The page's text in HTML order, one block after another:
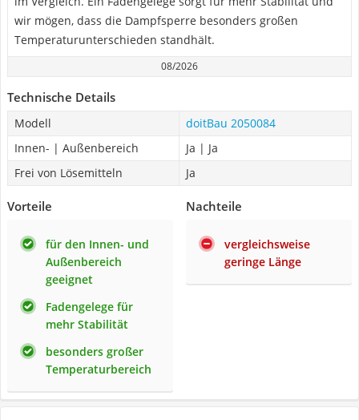
wir mögen, dass die Dampfsperre besonders großen
Temperaturunterschieden standhält.
08/2026
Technische Details
Modell
doitBau 2050084
Innen- | Außenbereich
Ja | Ja
Frei von Lösemitteln
Ja
Vorteile
für den Innen- und
Außenbereich
geeignet
Fadengelege für
mehr Stabilität
besonders großer
Temperaturbereich
Nachteile
vergleichsweise
geringe Länge